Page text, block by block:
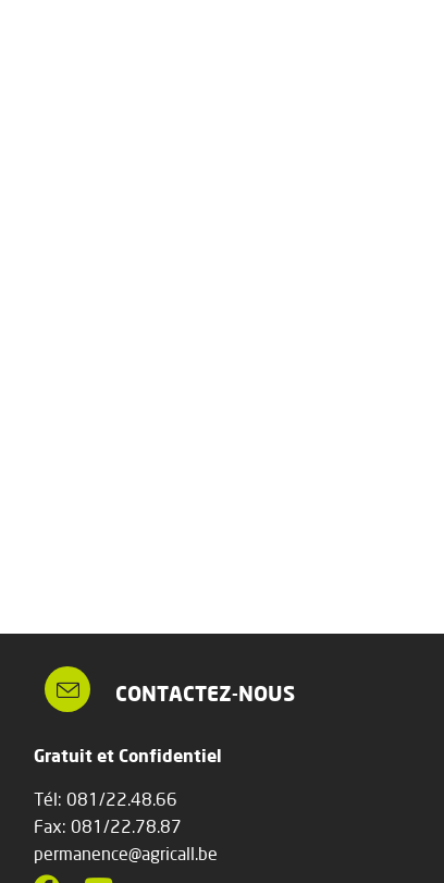
CONTACTEZ-NOUS
Gratuit et Confidentiel
Tél: 081/22.48.66
Fax: 081/22.78.87
permanence@agricall.be